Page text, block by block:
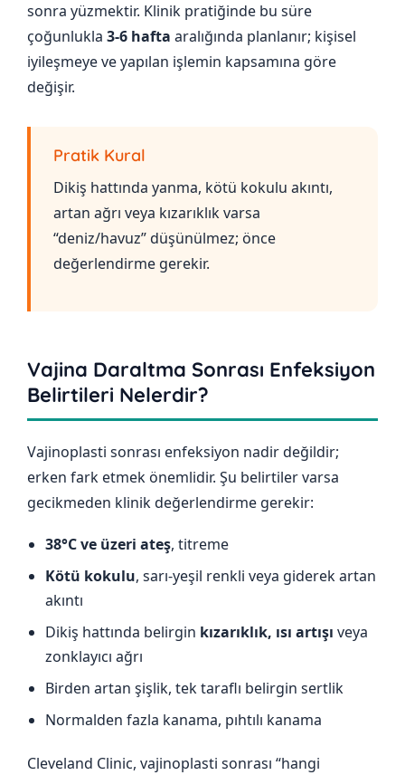
sonra yüzmektir. Klinik pratiğinde bu süre
çoğunlukla 3-6 hafta aralığında planlanır; kişisel
iyileşmeye ve yapılan işlemin kapsamına göre
değişir.
Pratik Kural
Dikiş hattında yanma, kötü kokulu akıntı,
artan ağrı veya kızarıklık varsa
“deniz/havuz” düşünülmez; önce
değerlendirme gerekir.
Vajina Daraltma Sonrası Enfeksiyon
Belirtileri Nelerdir?
Vajinoplasti sonrası enfeksiyon nadir değildir;
erken fark etmek önemlidir. Şu belirtiler varsa
gecikmeden klinik değerlendirme gerekir:
38°C ve üzeri ateş, titreme
Kötü kokulu, sarı-yeşil renkli veya giderek artan
akıntı
Dikiş hattında belirgin kızarıklık, ısı artışı veya
zonklayıcı ağrı
Birden artan şişlik, tek taraflı belirgin sertlik
Normalden fazla kanama, pıhtılı kanama
Cleveland Clinic, vajinoplasti sonrası “hangi